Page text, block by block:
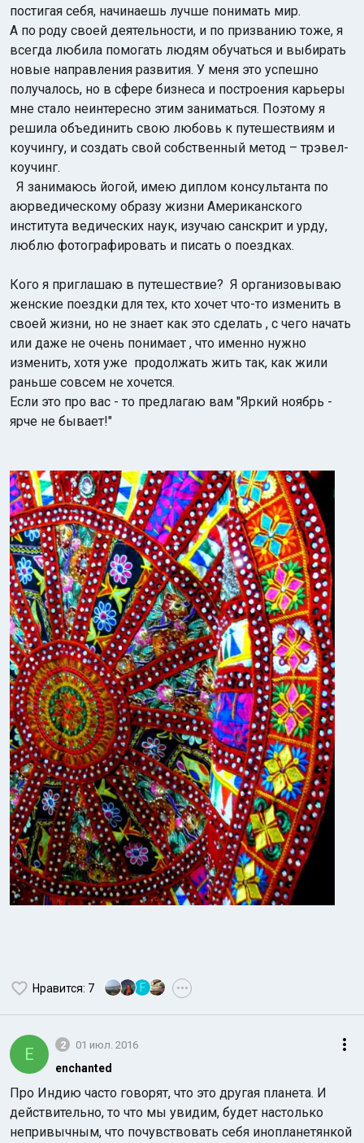
постигая себя, начинаешь лучше понимать мир.
А по роду своей деятельности, и по призванию тоже, я
всегда любила помогать людям обучаться и выбирать
новые направления развития. У меня это успешно
получалось, но в сфере бизнеса и построения карьеры
мне стало неинтересно этим заниматься. Поэтому я
решила объединить свою любовь к путешествиям и
коучингу, и создать свой собственный метод – трэвел-
коучинг.
Я занимаюсь йогой, имею диплом консультанта по
аюрведическому образу жизни Американского
института ведических наук, изучаю санскрит и урду,
люблю фотографировать и писать о поездках.
Кого я приглашаю в путешествие? Я организовываю
женские поездки для тех, кто хочет что-то изменить в
своей жизни, но не знает как это сделать , с чего начать
или даже не очень понимает , что именно нужно
изменить, хотя уже продолжать жить так, как жили
раньше совсем не хочется.
Если это про вас - то предлагаю вам "Яркий ноябрь -
ярче не бывает!"
Нравится: 7 F •••
E 2 01 июл. 2016
enchanted
Про Индию часто говорят, что это другая планета. И
действительно, то что мы увидим, будет настолько
непривычным, что почувствовать себя инопланетянкой